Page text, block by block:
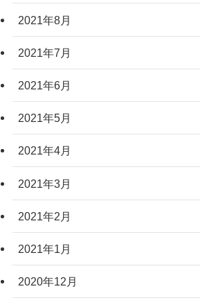
2021年8月
2021年7月
2021年6月
2021年5月
2021年4月
2021年3月
2021年2月
2021年1月
2020年12月